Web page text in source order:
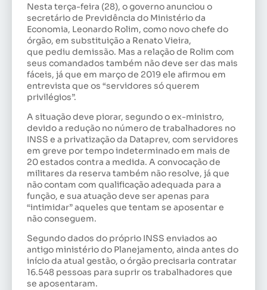
Nesta terça-feira (28), o governo anunciou o
secretário de Previdência do Ministério da
Economia, Leonardo Rolim, como novo chefe do
órgão, em substituição a Renato Vieira,
que pediu demissão. Mas a relação de Rolim com
seus comandados também não deve ser das mais
fáceis, já que em março de 2019 ele afirmou em
entrevista que os “servidores só querem
privilégios”.
A situação deve piorar, segundo o ex-ministro,
devido a redução no número de trabalhadores no
INSS e a privatização da Dataprev, com servidores
em greve por tempo indeterminado em mais de
20 estados contra a medida. A convocação de
militares da reserva também não resolve, já que
não contam com qualificação adequada para a
função, e sua atuação deve ser apenas para
“intimidar” aqueles que tentam se aposentar e
não conseguem.
Segundo dados do próprio INSS enviados ao
antigo ministério do Planejamento, ainda antes do
início da atual gestão, o órgão precisaria contratar
16.548 pessoas para suprir os trabalhadores que
se aposentaram.